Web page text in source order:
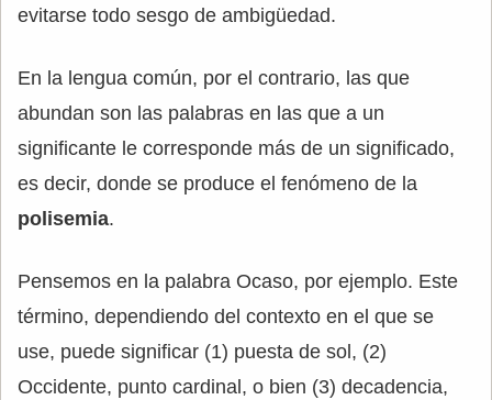
evitarse todo sesgo de ambigüedad.
En la lengua común, por el contrario, las que
abundan son las palabras en las que a un
significante le corresponde más de un significado,
es decir, donde se produce el fenómeno de la
polisemia.
Pensemos en la palabra Ocaso, por ejemplo. Este
término, dependiendo del contexto en el que se
use, puede significar (1) puesta de sol, (2)
Occidente, punto cardinal, o bien (3) decadencia,